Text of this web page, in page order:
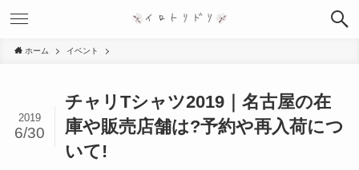
ホーム イベント
チャリTシャツ2019｜名古屋の在
庫や販売店舗は?予約や再入荷につ
いて!
2019
6/30